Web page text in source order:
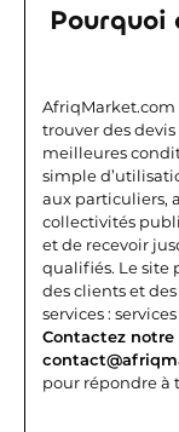
AfriqMarket.com
trouver des
meilleures
simple
aux particuliers,
collectivités
et de recevoir
qualifiés. Le site
des clients et
services :
Contactez
pour répondre à